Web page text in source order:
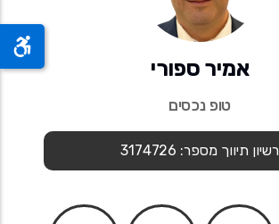
אמיר ספורי
טופ נכסים
רשיון תיווך מספר: 3174726